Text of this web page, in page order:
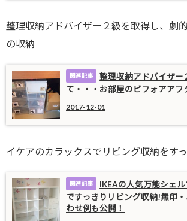
整理収納アドバイザー２級を取得し、劇
の収納
整理収納アドバイザー
て・・・お部屋のビフォアアフ
2017-12-01
イケアのカラックスでリビング収納をす
IKEAの人気万能シェル
ですっきりリビング収納!無印
わせ例も公開！